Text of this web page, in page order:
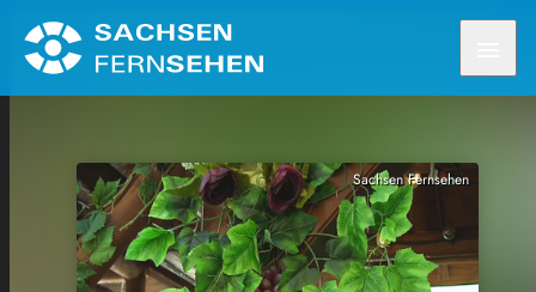
Sachsen Fernsehen